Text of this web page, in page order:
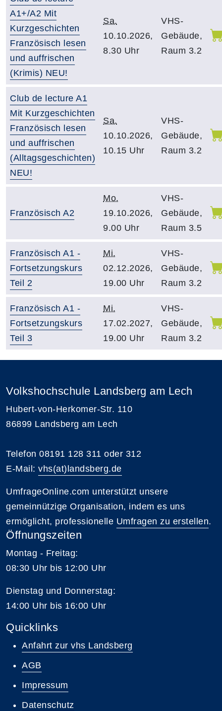
A1+/A2 Mit
Kurzgeschichten
Französisch lesen
und auffrischen
(Krimis) NEU!
Sa.
10.10.2026,
8.30 Uhr
VHS-
Gebäude,
Raum 3.2
Club de lecture A1
Mit Kurzgeschichten
Französisch lesen
und auffrischen
(Alltagsgeschichten)
NEU!
Sa.
10.10.2026,
10.15 Uhr
VHS-
Gebäude,
Raum 3.2
Französisch A2
Mo.
19.10.2026,
9.00 Uhr
VHS-
Gebäude,
Raum 3.5
Französisch A1 -
Fortsetzungskurs
Teil 2
Mi.
02.12.2026,
19.00 Uhr
VHS-
Gebäude,
Raum 3.2
Französisch A1 -
Fortsetzungskurs
Teil 3
Mi.
17.02.2027,
19.00 Uhr
VHS-
Gebäude,
Raum 3.2
Volkshochschule Landsberg am Lech
Hubert-von-Herkomer-Str. 110
86899 Landsberg am Lech
Telefon 08191 128 311 oder 312
E-Mail: vhs(at)landsberg.de
UmfrageOnline.com unterstützt unsere
gemeinnützige Organisation, indem es uns
ermöglicht, professionelle Umfragen zu erstellen.
Öffnungszeiten
Montag - Freitag:
08:30 Uhr bis 12:00 Uhr
Dienstag und Donnerstag:
14:00 Uhr bis 16:00 Uhr
Quicklinks
Anfahrt zur vhs Landsberg
AGB
Impressum
Datenschutz